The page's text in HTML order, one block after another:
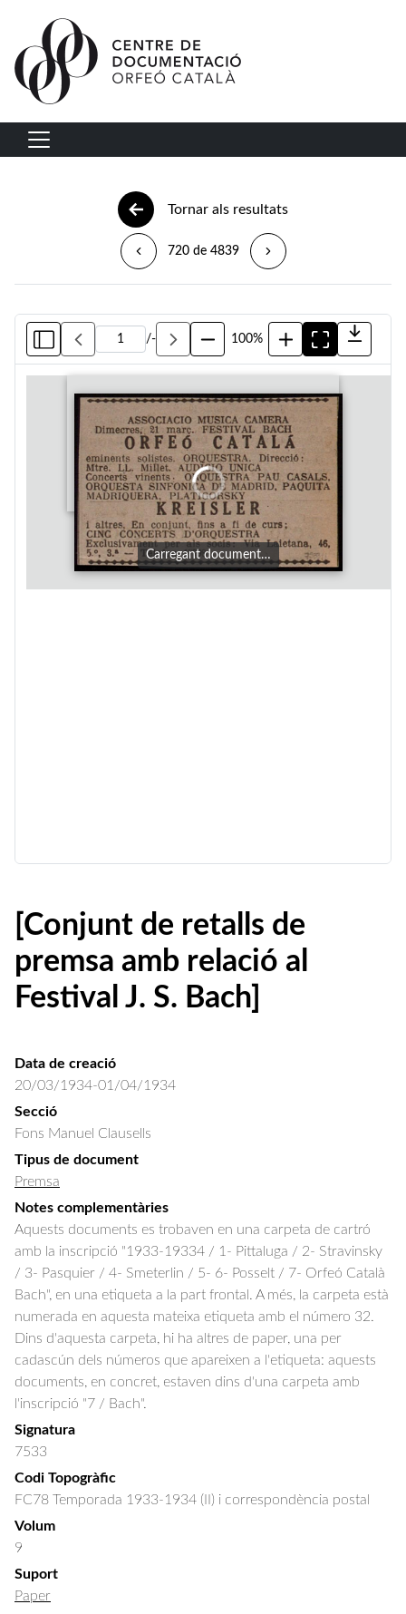
Vés al contingut
Navegació principal
Tornar als resultats
720 de 4839
/- 100%
Carregant document…
[Conjunt de retalls de
premsa amb relació al
Festival J. S. Bach]
Data de creació
20/03/1934-01/04/1934
Secció
Fons Manuel Clausells
Tipus de document
Premsa
Notes complementàries
Aquests documents es trobaven en una carpeta de cartró
amb la inscripció "1933-19334 / 1- Pittaluga / 2- Stravinsky
/ 3- Pasquier / 4- Smeterlin / 5- 6- Posselt / 7- Orfeó Català
Bach", en una etiqueta a la part frontal. A més, la carpeta està
numerada en aquesta mateixa etiqueta amb el número 32.
Dins d'aquesta carpeta, hi ha altres de paper, una per
cadascún dels números que apareixen a l'etiqueta: aquests
documents, en concret, estaven dins d'una carpeta amb
l'inscripció "7 / Bach".
Signatura
7533
Codi Topogràfic
FC78 Temporada 1933-1934 (II) i correspondència postal
Volum
9
Suport
Paper